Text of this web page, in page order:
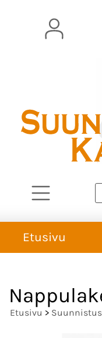
Etusivu
Etusivu >